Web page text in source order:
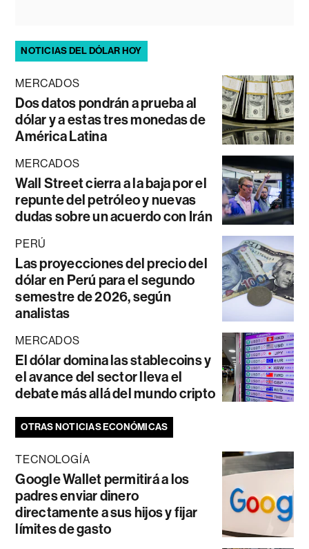
NOTICIAS DEL DÓLAR HOY
MERCADOS
Dos datos pondrán a prueba al
dólar y a estas tres monedas de
América Latina
MERCADOS
Wall Street cierra a la baja por el
repunte del petróleo y nuevas
dudas sobre un acuerdo con Irán
PERÚ
Las proyecciones del precio del
dólar en Perú para el segundo
semestre de 2026, según
analistas
MERCADOS
El dólar domina las stablecoins y
el avance del sector lleva el
debate más allá del mundo cripto
OTRAS NOTICIAS ECONÓMICAS
TECNOLOGÍA
Google Wallet permitirá a los
padres enviar dinero
directamente a sus hijos y fijar
límites de gasto